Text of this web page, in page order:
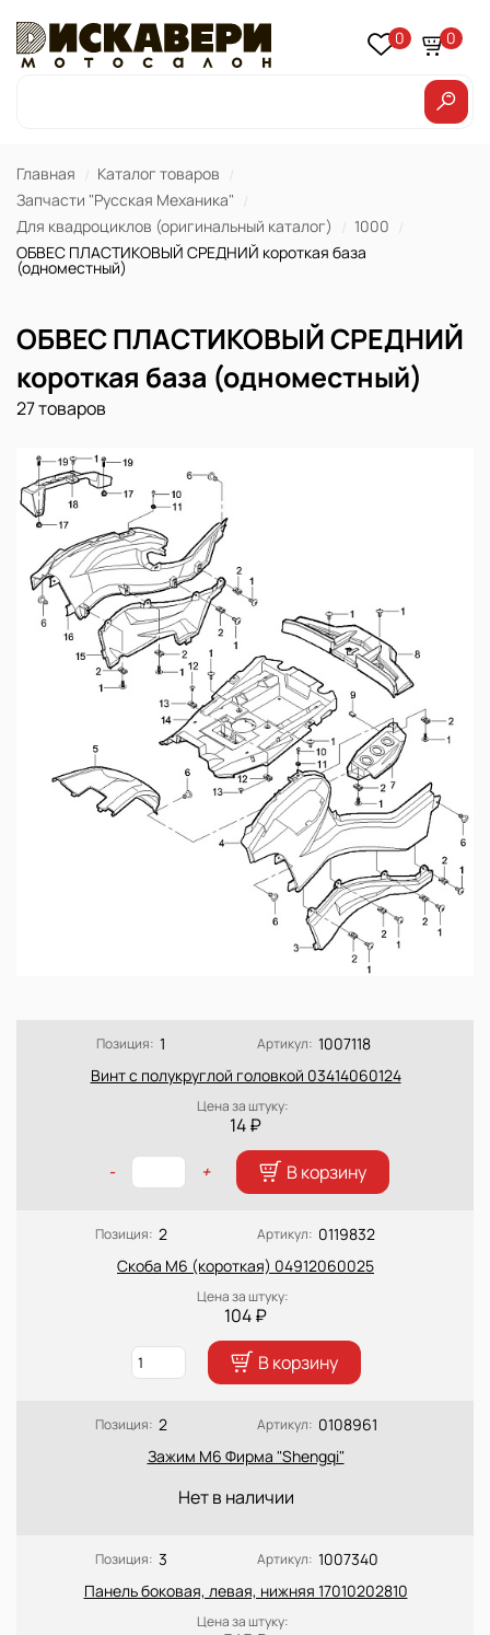
0 0
Главная
Каталог товаров
Запчасти "Русская Механика"
Для квадроциклов (оригинальный каталог)
1000
ОБВЕС ПЛАСТИКОВЫЙ СРЕДНИЙ короткая база
(одноместный)
ОБВЕС ПЛАСТИКОВЫЙ СРЕДНИЙ
короткая база (одноместный)
27 товаров
Позиция: 1 Артикул: 1007118
Винт с полукруглой головкой 03414060124
Цена за штуку:
14 ₽
- + В корзину
Позиция: 2 Артикул: 0119832
Скоба М6 (короткая) 04912060025
Цена за штуку:
104 ₽
В корзину
Позиция: 2 Артикул: 0108961
Зажим М6 Фирма "Shengqi"
Нет в наличии
Позиция: 3 Артикул: 1007340
Панель боковая, левая, нижняя 17010202810
Цена за штуку: